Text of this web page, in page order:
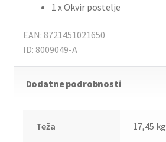
1 x Okvir postelje
EAN: 8721451021650
ID: 8009049-A
Dodatne podrobnosti
Teža 17,45 kg